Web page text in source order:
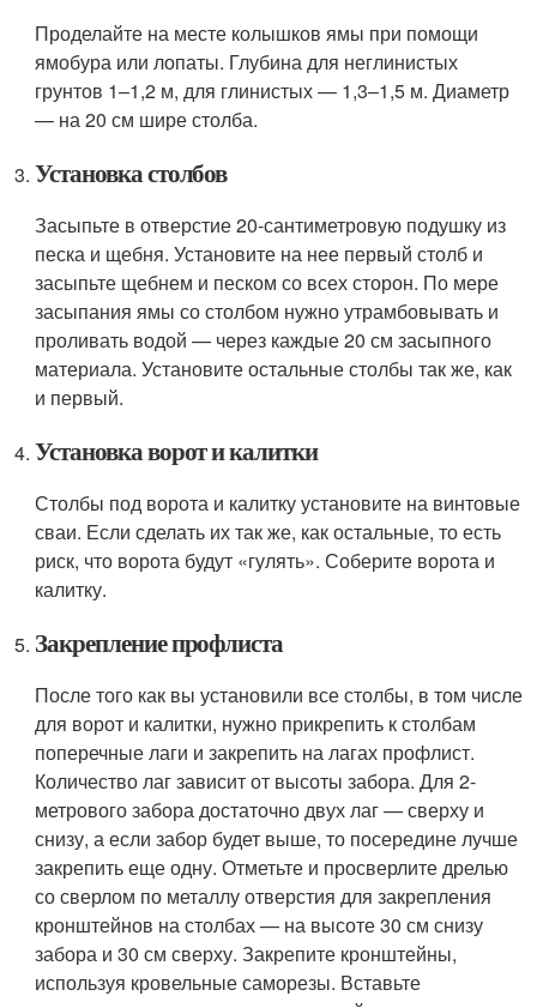
Проделайте на месте колышков ямы при помощи
ямобура или лопаты. Глубина для неглинистых
грунтов 1–1,2 м, для глинистых — 1,3–1,5 м. Диаметр
— на 20 см шире столба.
Установка столбов
Засыпьте в отверстие 20-сантиметровую подушку из
песка и щебня. Установите на нее первый столб и
засыпьте щебнем и песком со всех сторон. По мере
засыпания ямы со столбом нужно утрамбовывать и
проливать водой — через каждые 20 см засыпного
материала. Установите остальные столбы так же, как
и первый.
Установка ворот и калитки
Столбы под ворота и калитку установите на винтовые
сваи. Если сделать их так же, как остальные, то есть
риск, что ворота будут «гулять». Соберите ворота и
калитку.
Закрепление профлиста
После того как вы установили все столбы, в том числе
для ворот и калитки, нужно прикрепить к столбам
поперечные лаги и закрепить на лагах профлист.
Количество лаг зависит от высоты забора. Для 2-
метрового забора достаточно двух лаг — сверху и
снизу, а если забор будет выше, то посередине лучше
закрепить еще одну. Отметьте и просверлите дрелью
со сверлом по металлу отверстия для закрепления
кронштейнов на столбах — на высоте 30 см снизу
забора и 30 см сверху. Закрепите кронштейны,
используя кровельные саморезы. Вставьте